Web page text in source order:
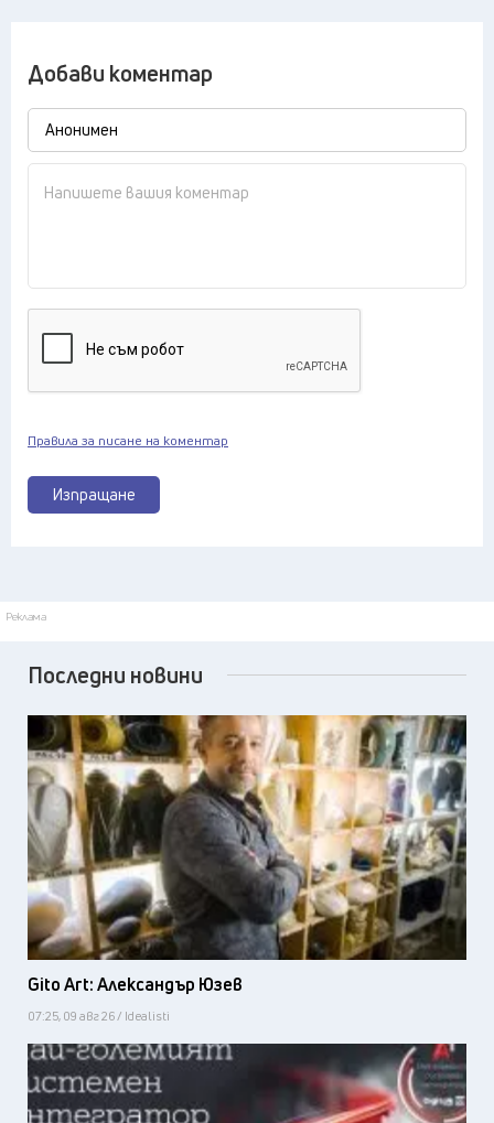
Добави коментар
Изпращане
Правила за писане на коментар
Реклама
Последни новини
Gito Art: Александър Юзев
07:25, 09 авг 26 / Idealisti